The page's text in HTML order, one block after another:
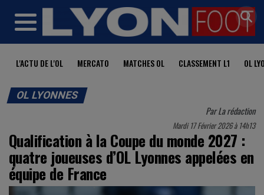
MENU
L'ACTU DE L'OL MERCATO MATCHES OL CLASSEMENT L1 OL
OL LYONNES
ParLa rédaction
Mardi 17 Février 2026 à 14h13
Qualification à la Coupe du monde 2027 :
quatre joueuses d’OL Lyonnes appelées en
équipe de France